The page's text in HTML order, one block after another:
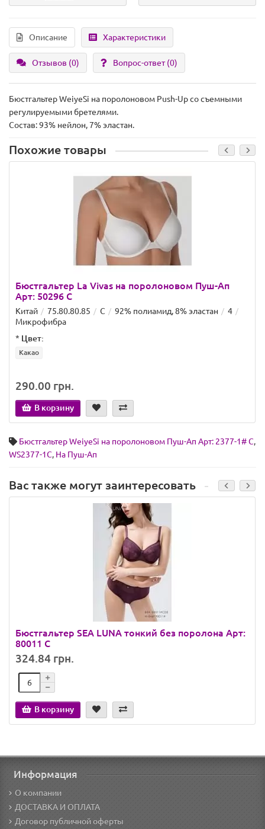
Описание Характеристики
Отзывов (0) Вопрос-ответ(0)
Бюстгальтер WeiyeSi на поролоновом Push-Up со съемными
регулируемыми бретелями.
Состав: 93% нейлон, 7% эластан.
Похожие товары
Бюстгальтер La Vivas на поролоновом Пуш-Ап
Арт: 50296 C
Китай 75.80.80.85 C 92% полиамид, 8% эластан
4
Микрофибра
* Цвет:
Какао
290.00 грн.
В корзину
Бюстгальтер WeiyeSi на поролоновом Пуш-Ап Арт: 2377-1# C,
WS2377-1C, На Пуш-Ап
Вас также могут заинтересовать
Бюстгальтер SEA LUNA тонкий без поролона Арт:
80011 C
324.84 грн.
В корзину
Информация
О компании
ДОСТАВКА И ОПЛАТА
Договор публичной оферты